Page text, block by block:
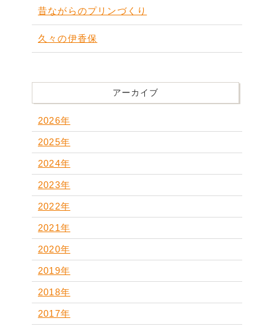
昔ながらのプリンづくり
久々の伊香保
アーカイブ
2026年
2025年
2024年
2023年
2022年
2021年
2020年
2019年
2018年
2017年